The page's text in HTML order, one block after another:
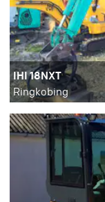
IHI 18NXT
Ringkobing